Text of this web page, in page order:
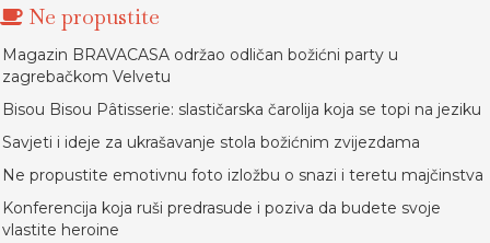
Ne propustite
Magazin BRAVACASA održao odličan božićni party u
zagrebačkom Velvetu
Bisou Bisou Pâtisserie: slastičarska čarolija koja se topi na jeziku
Savjeti i ideje za ukrašavanje stola božićnim zvijezdama
Ne propustite emotivnu foto izložbu o snazi i teretu majčinstva
Konferencija koja ruši predrasude i poziva da budete svoje
vlastite heroine